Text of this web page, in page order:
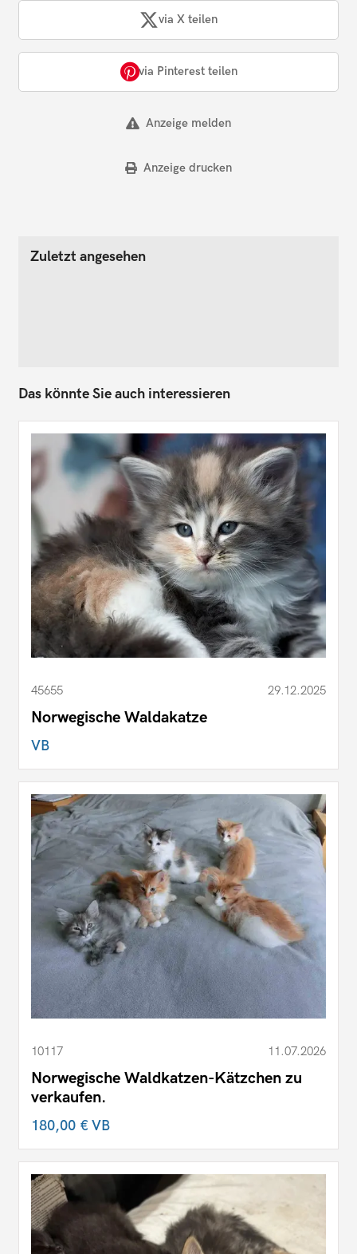
via X teilen
via Pinterest teilen
Anzeige melden
Anzeige drucken
Zuletzt angesehen
Das könnte Sie auch interessieren
45655 29.12.2025
Norwegische Waldakatze
VB
10117 11.07.2026
Norwegische Waldkatzen-Kätzchen zu
verkaufen.
180,00 €VB